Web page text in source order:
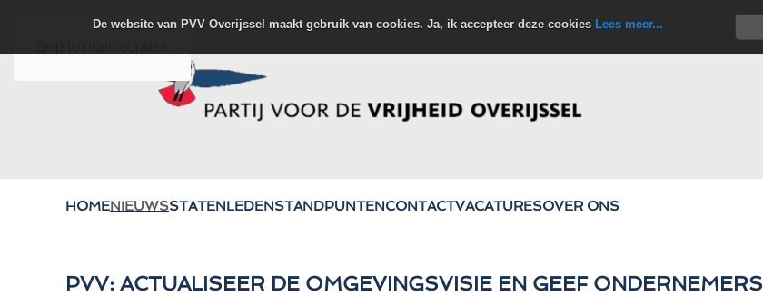
De website van PVV Overijssel maakt gebruik van cookies. Ja, ik accepteer deze cookies Lees meer...
HOMENIEUWSSTATENLEDENSTANDPUNTENCONTACTVACATURESOVER ONS
PVV: ACTUALISEER DE OMGEVINGSVISIE EN GEEF ONDERNEMERS